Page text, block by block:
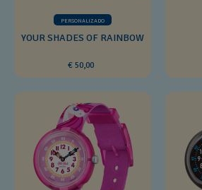
PERSONALIZADO
YOUR SHADES OF RAINBOW
€ 50,00